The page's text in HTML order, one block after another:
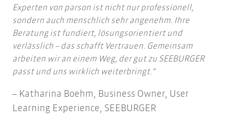
Experten von parson ist nicht nur professionell,
sondern auch menschlich sehr angenehm. Ihre
Beratung ist fundiert, lösungsorientiert und
verlässlich – das schafft Vertrauen. Gemeinsam
arbeiten wir an einem Weg, der gut zu SEEBURGER
passt und uns wirklich weiterbringt.
Katharina Boehm, Business Owner, User
Learning Experience, SEEBURGER